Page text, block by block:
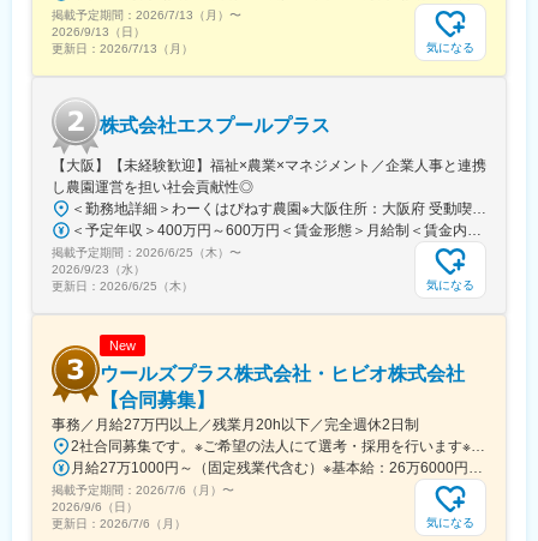
掲載予定期間： 2026/7/13（月） 〜
2026/9/13（日）
更新日： 2026/7/13（月） 気になる
株式会社エスプールプラス
【大阪】【未経験歓迎】福祉×農業×マネジメント／企業人事と連携
し農園運営を担い社会貢献性◎
掲載予定期間： 2026/6/25（木） 〜
2026/9/23（水）
更新日： 2026/6/25（木） 気になる
New
ウールズプラス株式会社・ヒビオ株式会社
【合同募集】
事務／月給27万円以上／残業月20h以下／完全週休2日制
掲載予定期間： 2026/7/6（月） 〜
2026/9/6（日）
更新日： 2026/7/6（月） 気になる